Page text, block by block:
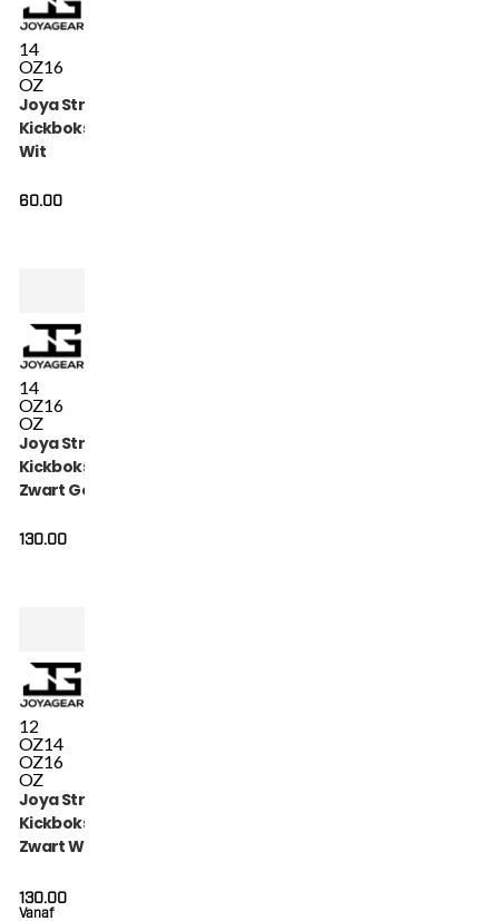
14
OZ16
OZ
Joya Strike Veters
Kickbokshandschoenen
Wit
60.00
14
OZ16
OZ
Joya Strike
Kickbokshandschoenen
Zwart Goud
130.00
12
OZ14
OZ16
OZ
Joya Strike
Kickbokshandschoenen
Zwart Wit
Vanaf
130.00